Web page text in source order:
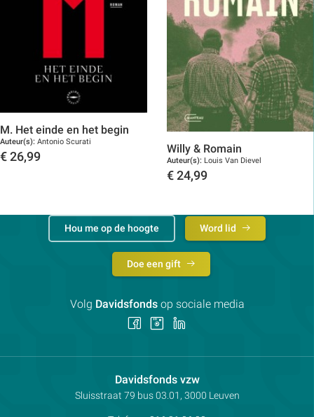
M. Het einde en het begin
Auteur(s): Antonio Scurati
€ 26,99
Willy & Romain
Auteur(s): Louis Van Dievel
€ 24,99
Davidsfonds vzwContactpersoon:
Adres:
Sluisstraat 79 bus 03.01, 3000 Leuven
Hou me op de hoogte Word lid
Doe een gift
Volg Davidsfondsop sociale media
Volg Volg